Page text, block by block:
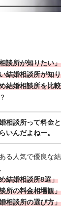
談所が知りたい」
結婚相談所が知
結婚相談所を比
相談所って料金
いんだよねー。
る人気で優良な
結婚相談所8選」
所の料金相場観」
相談所の選び方」